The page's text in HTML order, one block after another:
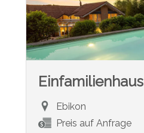
Einfamilienhaus
Ebikon
Preis auf Anfrage